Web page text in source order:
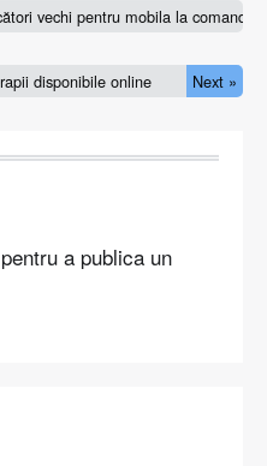
vechi pentru mobila la comanda
disponibile online Next »
pentru a publica un